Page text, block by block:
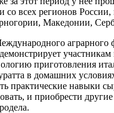
со всех регионов
Македонии,
аграрного
участникам
приготовления
в домашних
практические навыки
и приобрести